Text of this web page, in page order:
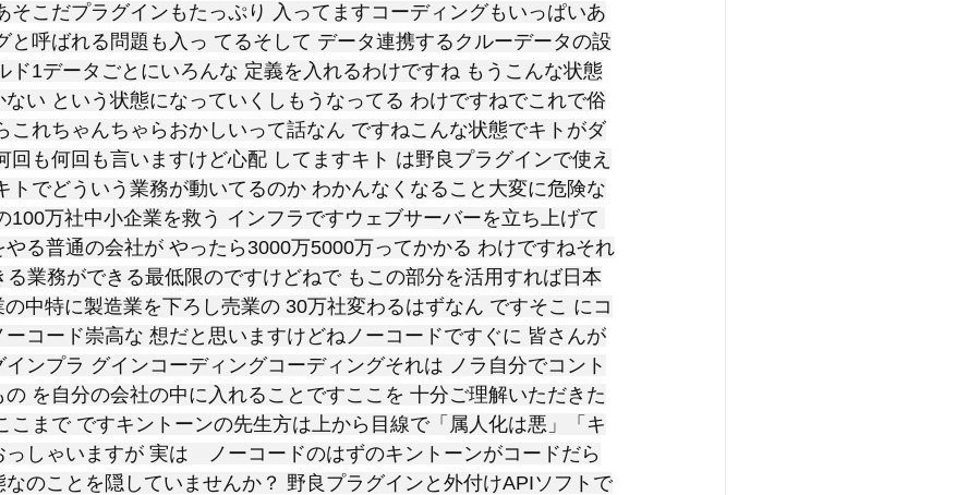
そこだプラグインもたっぷり 入ってますコーディングもいっぱいあ
と呼ばれる問題も入っ てるそして データ連携するクルーデータの設
ド1データごとにいろんな 定義を入れるわけですね もうこんな状態
い という状態になっていくしもうなってる わけですねでこれで俗
これちゃんちゃらおかしいって話なん ですねこんな状態でキトがダ
回も何回も言いますけど心配 してますキト は野良プラグインで使え
トでどういう業務が動いてるのか わかんなくなること大変に危険な
100万社中小企業を救う インフラですウェブサーバーを立ち上げて
る普通の会社が やったら3000万5000万ってかかる わけですねそれ
る業務ができる最低限のですけどねで もこの部分を活用すれば日本
中特に製造業を下ろし売業の 30万社変わるはずなん ですそこ にコ
コード崇高な 想だと思いますけどねノーコードですぐに 皆さんが
ンプラ グインコーディングコーディングそれは ノラ自分でコント
の を自分の会社の中に入れることですここを 十分ご理解いただきた
こまで ですキントーンの先生方は上から目線で「属人化は悪」「キ
しゃいますが 実は　ノーコードのはずのキントーンがコードだら
のことを隠していませんか？ 野良プラグインと外付けAPIソフトで